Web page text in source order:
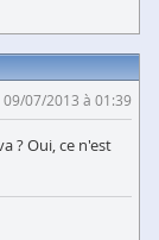
09/07/2013 à 01:39
? Oui, ce n'est